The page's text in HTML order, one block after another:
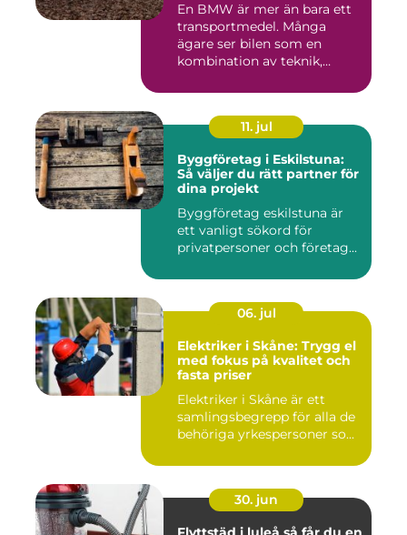
En BMW är mer än bara ett
transportmedel. Många
ägare ser bilen som en
kombination av teknik,
11. jul
Byggföretag i Eskilstuna:
Så väljer du rätt partner för
dina projekt
Byggföretag eskilstuna är
ett vanligt sökord för
privatpersoner och företag...
06. jul
Elektriker i Skåne: Trygg el
med fokus på kvalitet och
fasta priser
Elektriker i Skåne är ett
samlingsbegrepp för alla de
behöriga yrkespersoner so...
30. jun